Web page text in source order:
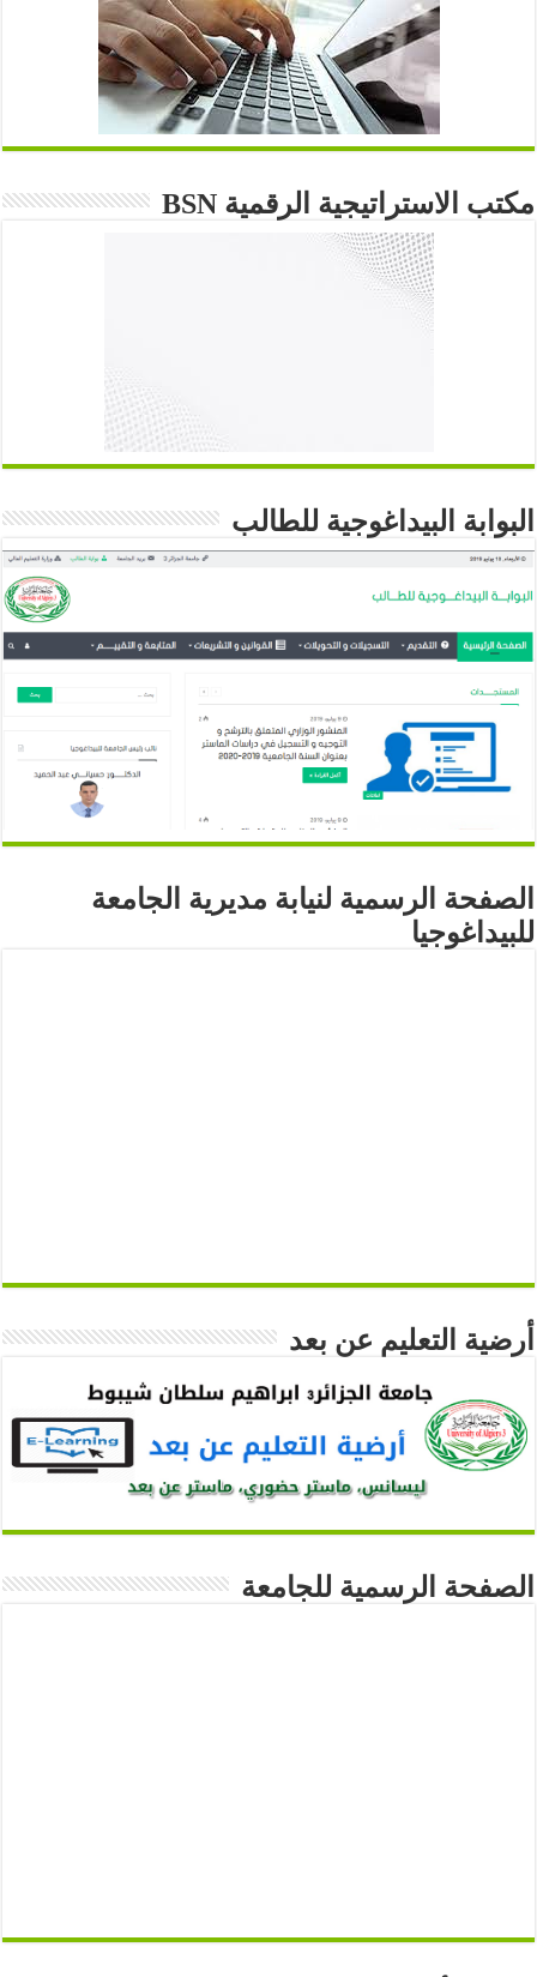
مكتب الاستراتيجية الرقمية BSN
البوابة البيداغوجية للطالب
الصفحة الرسمية لنيابة مديرية الجامعة
للبيداغوجيا
أرضية التعليم عن بعد
الصفحة الرسمية للجامعة